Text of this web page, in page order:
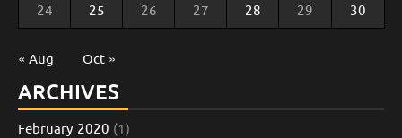
24 25 26 27 28 29 30
« Aug Oct »
ARCHIVES
February 2020 (1)